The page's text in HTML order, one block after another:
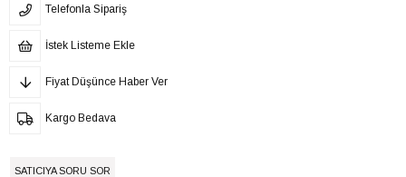
Telefonla Sipariş
İstek Listeme Ekle
Fiyat Düşünce Haber Ver
Kargo Bedava
SATICIYA SORU SOR